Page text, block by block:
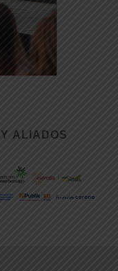
ALIADOS